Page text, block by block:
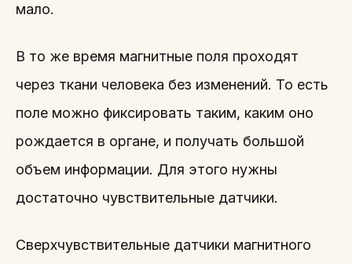
мало.
В то же время магнитные поля проходят
через ткани человека без изменений. То есть
поле можно фиксировать таким, каким оно
рождается в органе, и получать большой
объем информации. Для этого нужны
достаточно чувствительные датчики.
Сверхчувствительные датчики магнитного